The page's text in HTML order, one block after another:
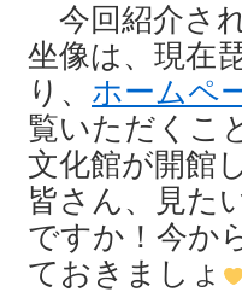
今回紹介さ
坐像は、現在
り、 ホームペ
覧いただくこ
文化館が開館
皆さん、見た
ですか！今か
ておきましょ